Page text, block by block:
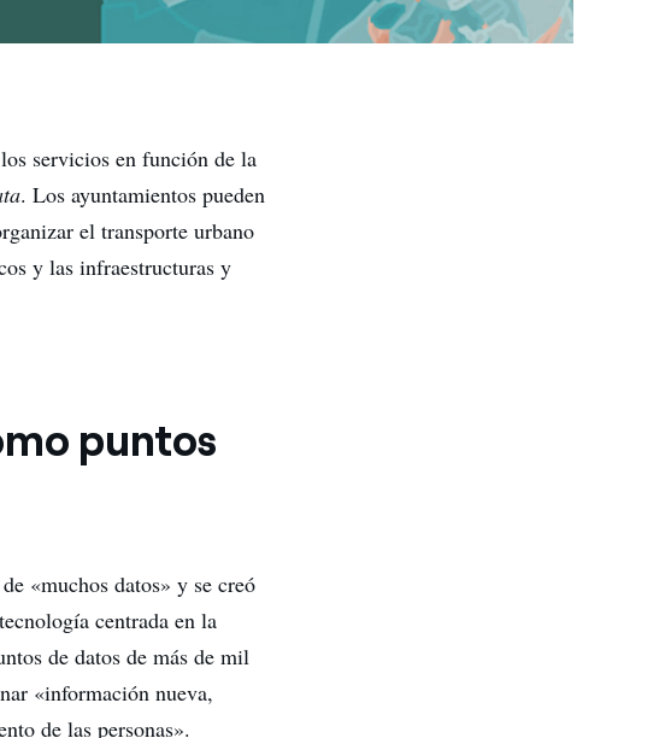
servicios en función de la
. Los ayuntamientos pueden
el transporte urbano
y las infraestructuras y
puntos
«muchos datos» y se creó
centrada en la
de datos de más de mil
«información nueva,
de las personas».